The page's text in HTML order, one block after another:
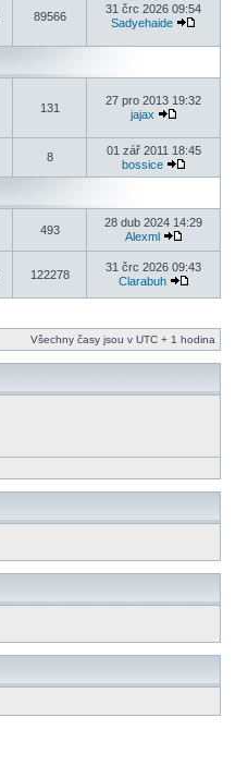
89566
31 črc 2026 09:54
Sadyehaide
131
27 pro 2013 19:32
jajax
8
01 zář 2011 18:45
bossice
493
28 dub 2024 14:29
Alexml
122278
31 črc 2026 09:43
Clarabuh
Všechny časy jsou v UTC + 1 hodina